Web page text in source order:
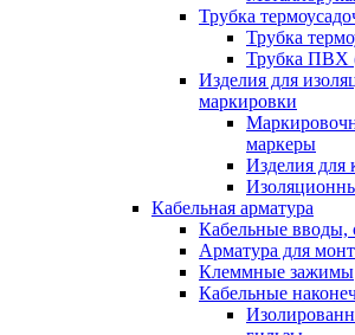
Трубка
Трубка
Трубка ПВХ
Изделия для
маркировки
маркеры
Изделия для
Кабельная арматура
Кабельные вводы,
Арматура для
Клеммные зажимы
Кабельные